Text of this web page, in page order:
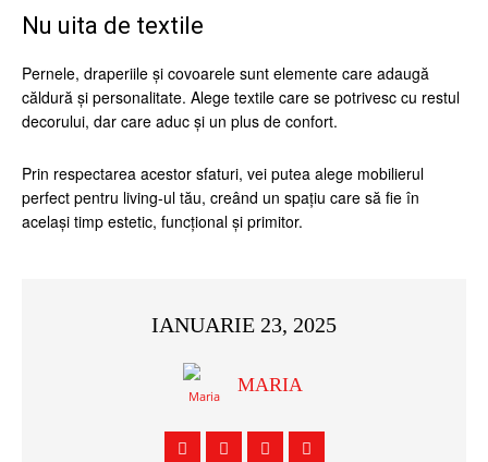
Nu uita de textile
Pernele, draperiile și covoarele sunt elemente care adaugă
căldură și personalitate. Alege textile care se potrivesc cu restul
decorului, dar care aduc și un plus de confort.
Prin respectarea acestor sfaturi, vei putea alege mobilierul
perfect pentru living-ul tău, creând un spațiu care să fie în
același timp estetic, funcțional și primitor.
IANUARIE 23, 2025
MARIA